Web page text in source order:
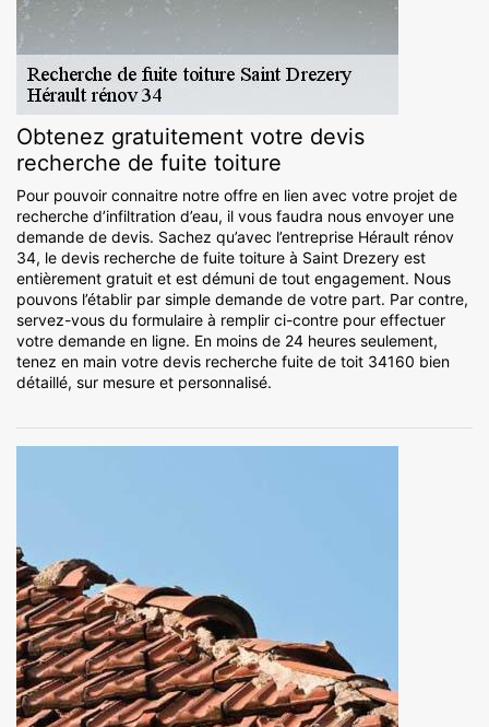
Obtenez gratuitement votre devis
recherche de fuite toiture
Pour pouvoir connaitre notre offre en lien avec votre projet de
recherche d’infiltration d’eau, il vous faudra nous envoyer une
demande de devis. Sachez qu’avec l’entreprise Hérault rénov
34, le devis recherche de fuite toiture à Saint Drezery est
entièrement gratuit et est démuni de tout engagement. Nous
pouvons l’établir par simple demande de votre part. Par contre,
servez-vous du formulaire à remplir ci-contre pour effectuer
votre demande en ligne. En moins de 24 heures seulement,
tenez en main votre devis recherche fuite de toit 34160 bien
détaillé, sur mesure et personnalisé.